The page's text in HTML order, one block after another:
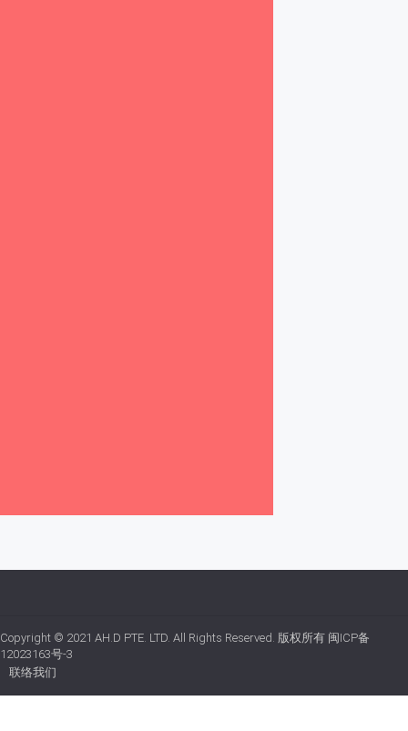
Copyright © 2021 AH.D PTE. LTD. All Rights Reserved. 版权所有 闽ICP备
12023163号-3
联络我们